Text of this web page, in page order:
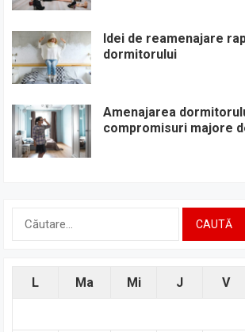
Idei de reamenajare
dormitorului
Amenajarea
compromisuri majore
L Ma Mi J V